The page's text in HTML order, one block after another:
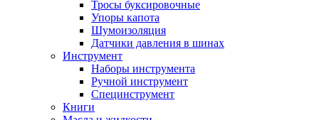
Тросы буксировочные
Упоры капота
Шумоизоляция
Датчики давления в шинах
Инструмент
Наборы инструмента
Ручной инструмент
Специнструмент
Книги